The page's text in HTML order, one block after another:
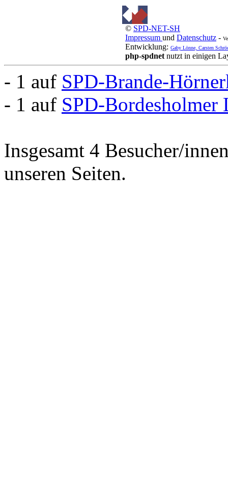
© SPD-NET-SH
Impressum und Datenschutz -
Entwicklung: Gaby Lönne, Carsten
php-spdnet nutzt in einigen
- 1 auf SPD-Brande-
- 1 auf SPD-Bordesholmer
Insgesamt 4 Besucher/
unseren Seiten.